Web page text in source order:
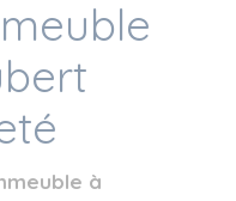
à